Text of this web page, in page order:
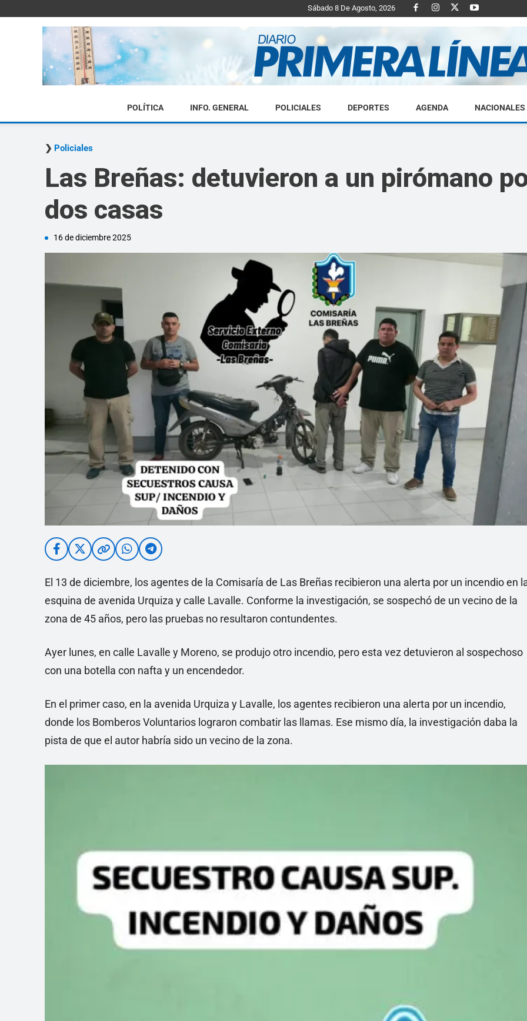
Sábado 8 De Agosto, 2026
Diario
POLÍTICA INFO. GENERAL POLICIALES DEPORTES AGENDA NACIONALES
Policiales
Las Breñas: detuvieron a un pirómano
dos casas
16 de diciembre 2025
El 13 de diciembre, los agentes de la Comisaría de Las Breñas recibieron una alerta por un incendio en
esquina de avenida Urquiza y calle Lavalle. Conforme la investigación, se sospechó de un vecino de la
zona de 45 años, pero las pruebas no resultaron contundentes.
Ayer lunes, en calle Lavalle y Moreno, se produjo otro incendio, pero esta vez detuvieron al sospechoso
con una botella con nafta y un encendedor.
En el primer caso, en la avenida Urquiza y Lavalle, los agentes recibieron una alerta por un incendio,
donde los Bomberos Voluntarios lograron combatir las llamas. Ese mismo día, la investigación daba la
pista de que el autor habría sido un vecino de la zona.